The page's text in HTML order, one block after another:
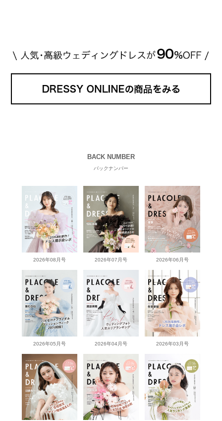
BACK NUMBER
バックナンバー
2026年08月号 2026年07月号 2026年06月号
2026年05月号 2026年04月号 2026年03月号